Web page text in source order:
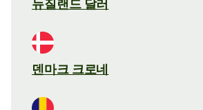
뉴질랜드 달러
덴마크 크로네